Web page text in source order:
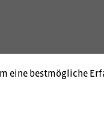
eine bestmögliche